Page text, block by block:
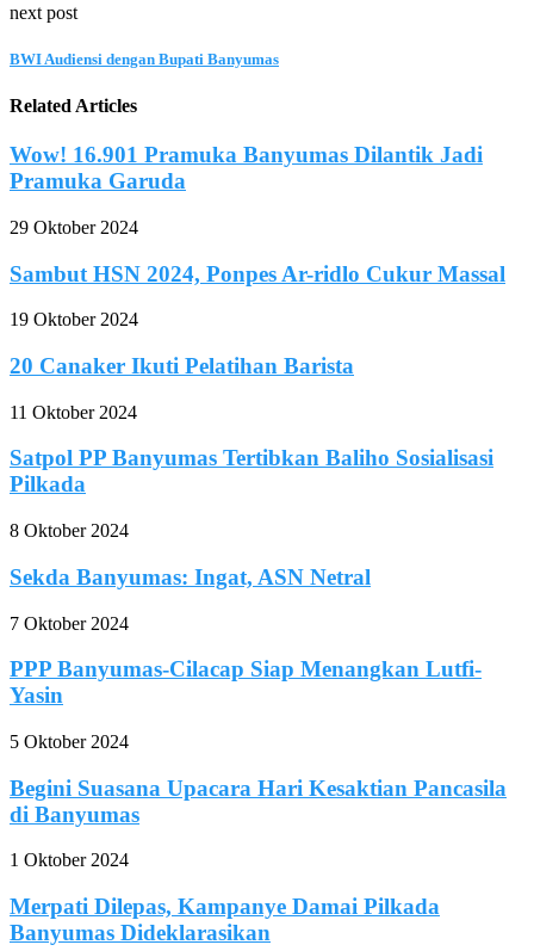
next post
BWI Audiensi dengan Bupati Banyumas
Related Articles
Wow! 16.901 Pramuka Banyumas Dilantik Jadi
Pramuka Garuda
29 Oktober 2024
Sambut HSN 2024, Ponpes Ar-ridlo Cukur Massal
19 Oktober 2024
20 Canaker Ikuti Pelatihan Barista
11 Oktober 2024
Satpol PP Banyumas Tertibkan Baliho Sosialisasi
Pilkada
8 Oktober 2024
Sekda Banyumas: Ingat, ASN Netral
7 Oktober 2024
PPP Banyumas-Cilacap Siap Menangkan Lutfi-
Yasin
5 Oktober 2024
Begini Suasana Upacara Hari Kesaktian Pancasila
di Banyumas
1 Oktober 2024
Merpati Dilepas, Kampanye Damai Pilkada
Banyumas Dideklarasikan